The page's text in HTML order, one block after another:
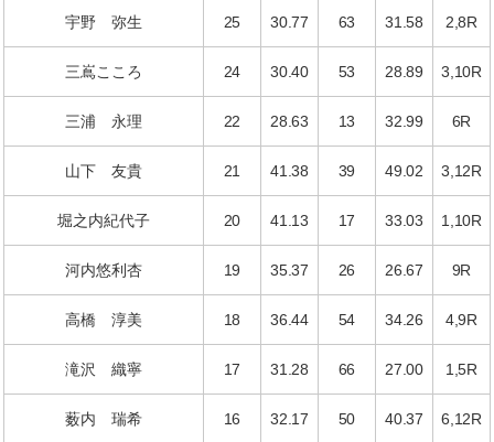
宇野 弥生 25 30.77 63 31.58 2,8R
三嶌こころ 24 30.40 53 28.89 3,10R
三浦 永理 22 28.63 13 32.99 6R
山下 友貴 21 41.38 39 49.02 3,12R
堀之内紀代子 20 41.13 17 33.03 1,10R
河内悠利杏 19 35.37 26 26.67 9R
高橋 淳美 18 36.44 54 34.26 4,9R
滝沢 織寧 17 31.28 66 27.00 1,5R
薮内 瑞希 16 32.17 50 40.37 6,12R